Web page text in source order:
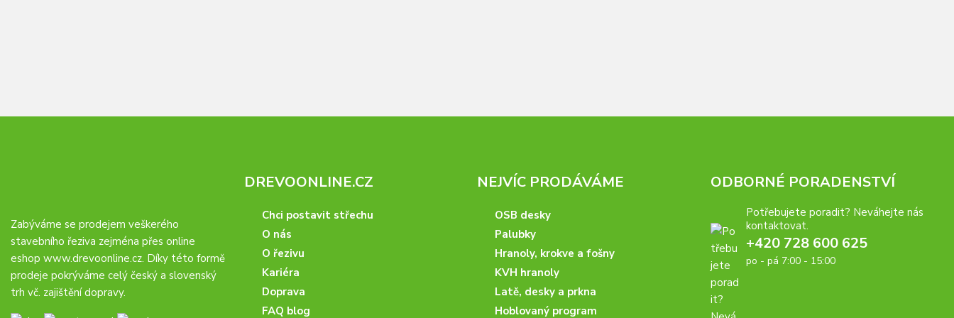
Zabýváme se prodejem veškerého
stavebního řeziva zejména přes online
eshop www.drevoonline.cz. Díky této formě
prodeje pokrýváme celý český a slovenský
trh vč. zajištění dopravy.
DREVOONLINE.CZ
Chci postavit střechu
O nás
O řezivu
Kariéra
Doprava
FAQ blog
NEJVÍC PRODÁVÁME
OSB desky
Palubky
Hranoly, krokve a fošny
KVH hranoly
Latě, desky a prkna
Hoblovaný program
ODBORNÉ PORADENSTVÍ
Potřebujete poradit? Neváhejte nás
kontaktovat.
+420 728 600 625
po - pá 7:00 - 15:00